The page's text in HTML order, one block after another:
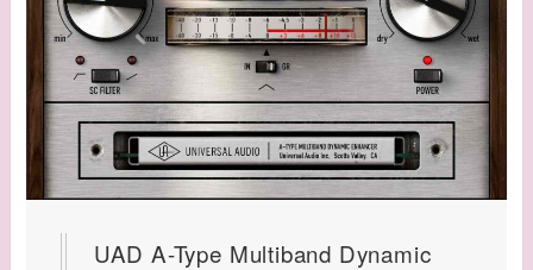
UAD A-Type Multiband Dynamic